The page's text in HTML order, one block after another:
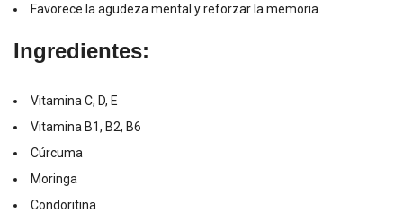
Favorece la agudeza mental y reforzar la memoria.
Ingredientes:
Vitamina C, D, E
Vitamina B1, B2, B6
Cúrcuma
Moringa
Condoritina